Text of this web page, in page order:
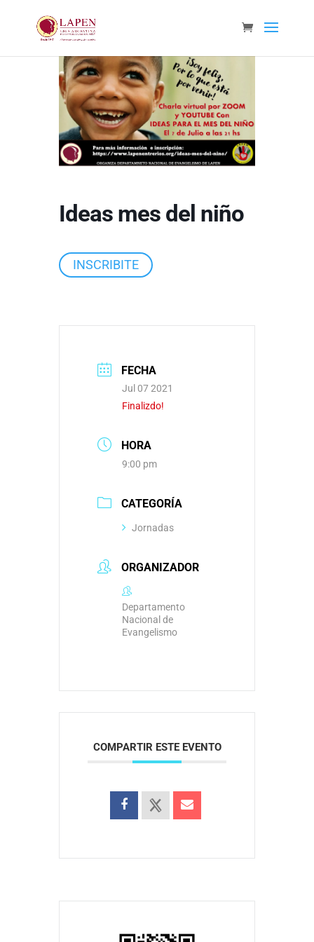
Ideas mes del niño
INSCRIBITE
FECHA
Jul 07 2021
Finalizdo!
HORA
9:00 pm
CATEGORÍA
Jornadas
ORGANIZADOR
Departamento
Nacional de
Evangelismo
COMPARTIR ESTE EVENTO